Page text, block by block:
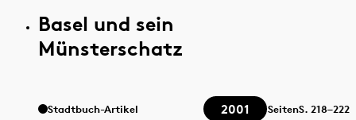
Basel und sein
Münsterschatz
Stadtbuch-Artikel 2001 SeitenS. 218–222